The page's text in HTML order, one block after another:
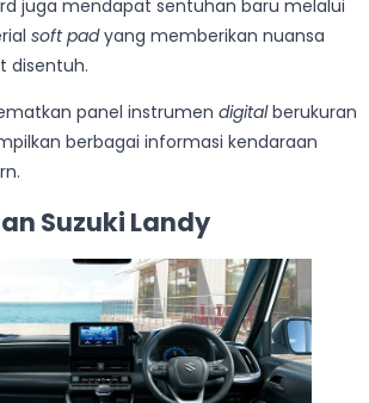
juga mendapat sentuhan baru melalui
soft padyang memberikan nuansa
disentuh.
panel instrumen digitalberukuran
berbagai informasi kendaraan
Suzuki Landy